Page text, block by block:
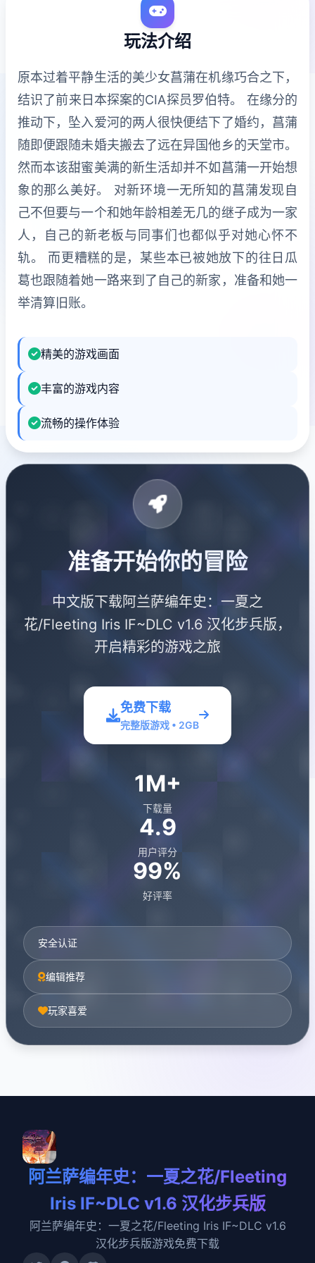
玩法介绍
原本过着平静生活的美少女菖蒲在机缘巧合之下，
结识了前来日本探案的CIA探员罗伯特。 在缘分的
推动下，坠入爱河的两人很快便结下了婚约，菖蒲
随即便跟随未婚夫搬去了远在异国他乡的天堂市。
然而本该甜蜜美满的新生活却并不如菖蒲一开始想
象的那么美好。 对新环境一无所知的菖蒲发现自
己不但要与一个和她年龄相差无几的继子成为一家
人，自己的新老板与同事们也都似乎对她心怀不
轨。 而更糟糕的是，某些本已被她放下的往日瓜
葛也跟随着她一路来到了自己的新家，准备和她一
举清算旧账。
精美的游戏画面
丰富的游戏内容
流畅的操作体验
准备开始你的冒险
中文版下载阿兰萨编年史：一夏之
花/Fleeting Iris IF~DLC v1.6 汉化步兵版，
开启精彩的游戏之旅
免费下载
完整版游戏 • 2GB
1M+
下载量
4.9
用户评分
99%
好评率
安全认证
编辑推荐
玩家喜爱
阿兰萨编年史：一夏之花/Fleeting
Iris IF~DLC v1.6 汉化步兵版
阿兰萨编年史：一夏之花/Fleeting Iris IF~DLC v1.6
汉化步兵版游戏免费下载